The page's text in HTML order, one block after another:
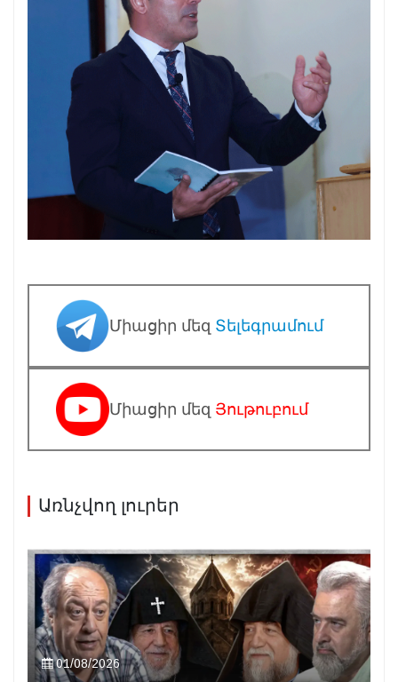
Միացիր մեզ Տելեգրամում
Միացիր մեզ Յութուբում
Առնչվող լուրեր
01/08/2026